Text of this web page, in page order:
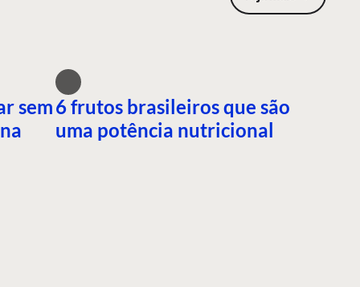
sem6 frutos brasileiros que são
uma potência nutricional